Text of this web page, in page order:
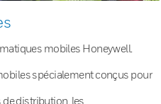
mobiles Honeywell.
spécialement conçus pour
de distribution, les